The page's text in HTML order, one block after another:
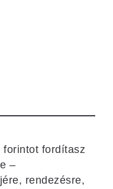
forintot fordítasz
–
rendezésre,